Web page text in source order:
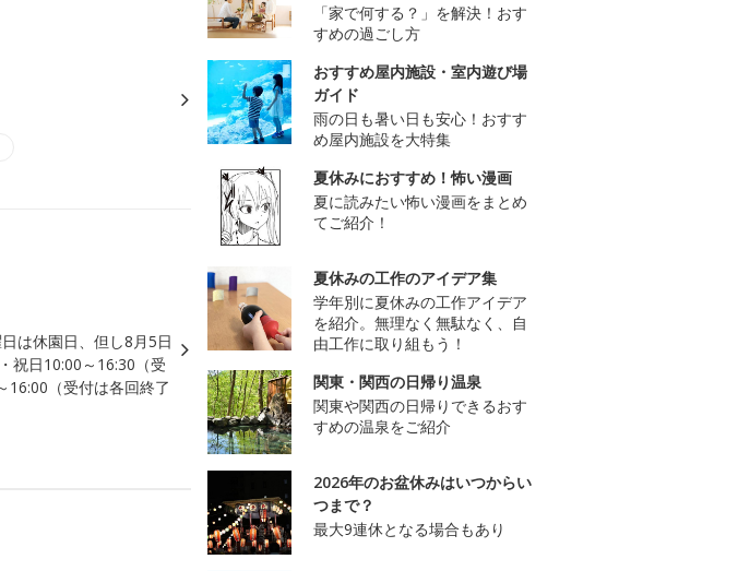
は休園日、但し8月5日
祝日10:00～16:30（受
16:00（受付は各回終了
「家で何する？」を解決！おす
すめの過ごし方
おすすめ屋内施設・室内遊び場
ガイド
雨の日も暑い日も安心！おすす
め屋内施設を大特集
夏休みにおすすめ！怖い漫画
夏に読みたい怖い漫画をまとめ
てご紹介！
夏休みの工作のアイデア集
学年別に夏休みの工作アイデア
を紹介。無理なく無駄なく、自
由工作に取り組もう！
関東・関西の日帰り温泉
関東や関西の日帰りできるおす
すめの温泉をご紹介
2026年のお盆休みはいつからい
つまで？
最大9連休となる場合もあり